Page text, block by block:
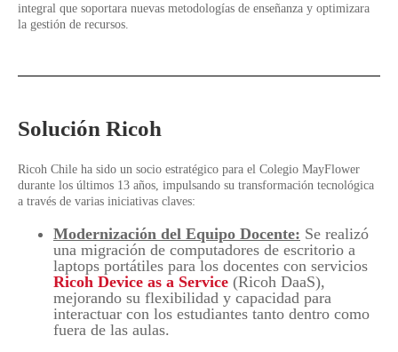
integral que soportara nuevas metodologías de enseñanza y optimizara
la gestión de recursos.
Solución Ricoh
Ricoh Chile ha sido un socio estratégico para el Colegio MayFlower
durante los últimos 13 años, impulsando su transformación tecnológica
a través de varias iniciativas claves:
Modernización del Equipo Docente: Se realizó
una migración de computadores de escritorio a
laptops portátiles para los docentes con servicios
Ricoh Device as a Service (Ricoh DaaS),
mejorando su flexibilidad y capacidad para
interactuar con los estudiantes tanto dentro como
fuera de las aulas.